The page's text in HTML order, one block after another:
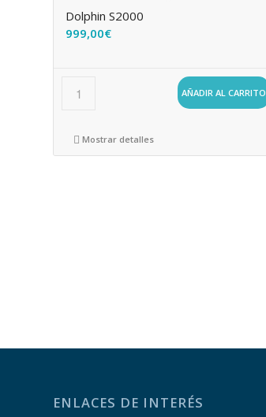
Dolphin S2000
999,00€
AÑADIR AL CARRITO
Mostrar detalles
ENLACES DE INTERÉS